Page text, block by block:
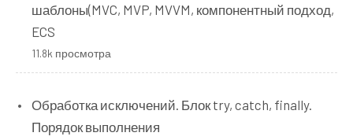
шаблоны(MVC, MVP, MVVM, компонентный подход,
ECS
11.8k просмотра
Обработка исключений. Блок try, catch, finally.
Порядок выполнения